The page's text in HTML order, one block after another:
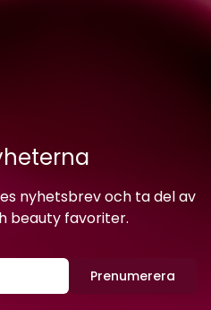
nyhetsbrev och ta del av
beauty favoriter.
Prenumerera